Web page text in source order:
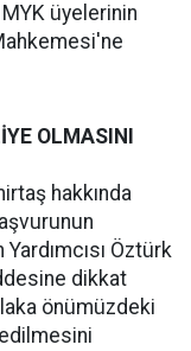
üyelerinin
OLMASINI
hakkında
Öztürk
dikkat
önümüzdeki